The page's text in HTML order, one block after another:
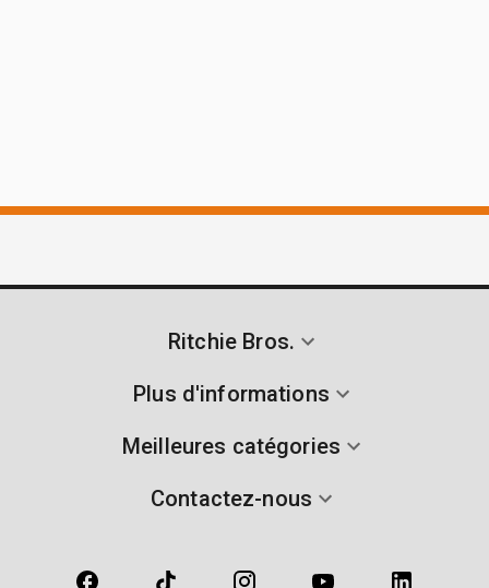
Ritchie Bros.
Plus d'informations
Meilleures catégories
Contactez-nous